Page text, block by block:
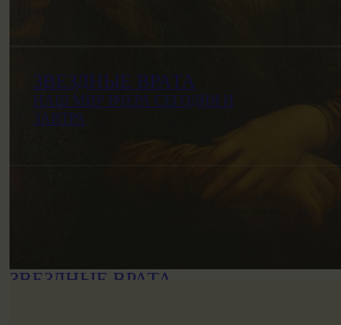
ЗВЕЗДНЫЕ ВРАТА
НАШ МИР ВЧЕРА СЕГОДНЯ И
ЗАВТРА
ЗВЕЗДНЫЕ ВРАТА